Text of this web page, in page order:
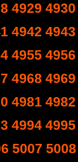
4929 4930
4942 4943
4955 4956
4968 4969
4981 4982
4994 4995
5007 5008